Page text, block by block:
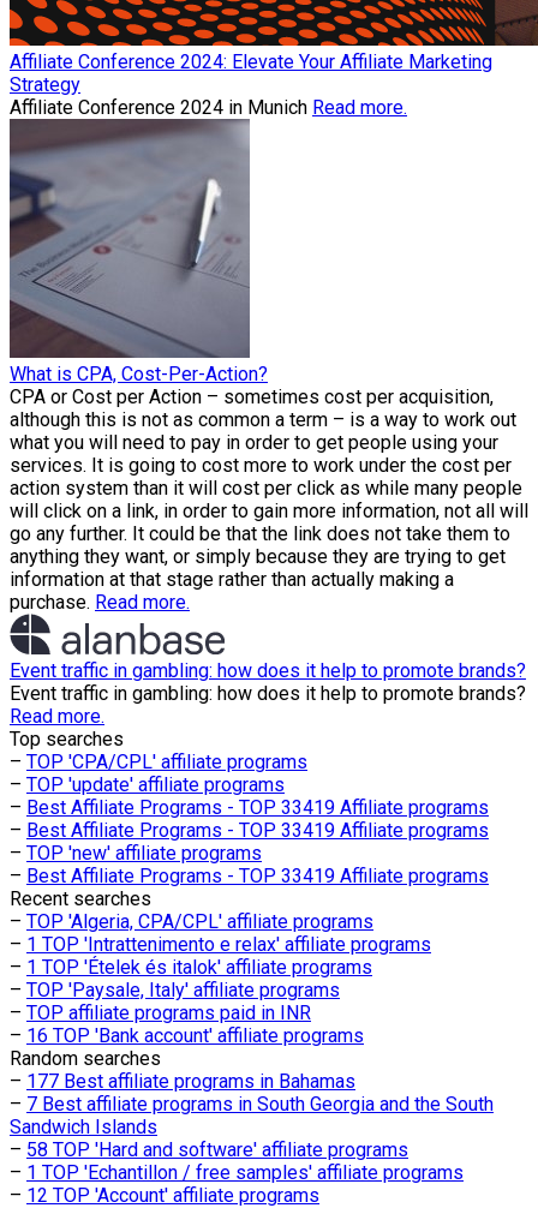
Affiliate Conference 2024: Elevate Your Affiliate Marketing
Strategy
Affiliate Conference 2024 in Munich Read more.
What is CPA, Cost-Per-Action?
CPA or Cost per Action – sometimes cost per acquisition,
although this is not as common a term – is a way to work out
what you will need to pay in order to get people using your
services. It is going to cost more to work under the cost per
action system than it will cost per click as while many people
will click on a link, in order to gain more information, not all will
go any further. It could be that the link does not take them to
anything they want, or simply because they are trying to get
information at that stage rather than actually making a
purchase. Read more.
Event traffic in gambling: how does it help to promote brands?
Event traffic in gambling: how does it help to promote brands?
Read more.
Top searches
– TOP 'CPA/CPL' affiliate programs
– TOP 'update' affiliate programs
– Best Affiliate Programs - TOP 33419 Affiliate programs
– Best Affiliate Programs - TOP 33419 Affiliate programs
– TOP 'new' affiliate programs
– Best Affiliate Programs - TOP 33419 Affiliate programs
Recent searches
– TOP 'Algeria, CPA/CPL' affiliate programs
– 1 TOP 'Intrattenimento e relax' affiliate programs
– 1 TOP 'Ételek és italok' affiliate programs
– TOP 'Paysale, Italy' affiliate programs
– TOP affiliate programs paid in INR
– 16 TOP 'Bank account' affiliate programs
Random searches
– 177 Best affiliate programs in Bahamas
– 7 Best affiliate programs in South Georgia and the South
Sandwich Islands
– 58 TOP 'Hard and software' affiliate programs
– 1 TOP 'Echantillon / free samples' affiliate programs
– 12 TOP 'Account' affiliate programs